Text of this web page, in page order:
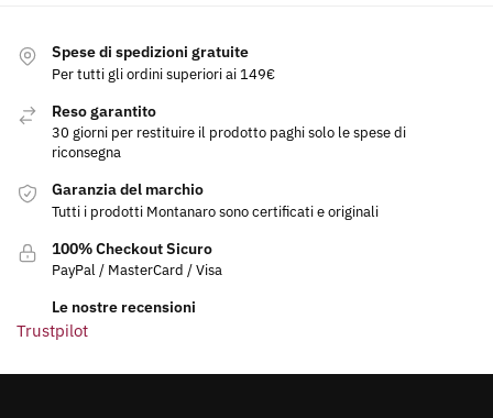
Spese di spedizioni gratuite
Per tutti gli ordini superiori ai 149€
Reso garantito
30 giorni per restituire il prodotto paghi solo le spese di
riconsegna
Garanzia del marchio
Tutti i prodotti Montanaro sono certificati e originali
100% Checkout Sicuro
PayPal / MasterCard / Visa
Le nostre recensioni
Trustpilot